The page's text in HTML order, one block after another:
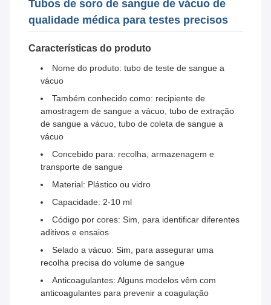
Tubos de soro de sangue de vácuo de
qualidade médica para testes precisos
Características do produto
Nome do produto: tubo de teste de sangue a
vácuo
Também conhecido como: recipiente de
amostragem de sangue a vácuo, tubo de extração
de sangue a vácuo, tubo de coleta de sangue a
vácuo
Concebido para: recolha, armazenagem e
transporte de sangue
Material: Plástico ou vidro
Capacidade: 2-10 ml
Código por cores: Sim, para identificar diferentes
aditivos e ensaios
Selado a vácuo: Sim, para assegurar uma
recolha precisa do volume de sangue
Anticoagulantes: Alguns modelos vêm com
anticoagulantes para prevenir a coagulação